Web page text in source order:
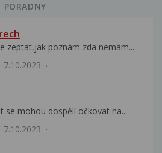
PORADNY
zeptat,jak poznám zda nemám...
7.10.2023
se mohou dospělí očkovat na...
7.10.2023